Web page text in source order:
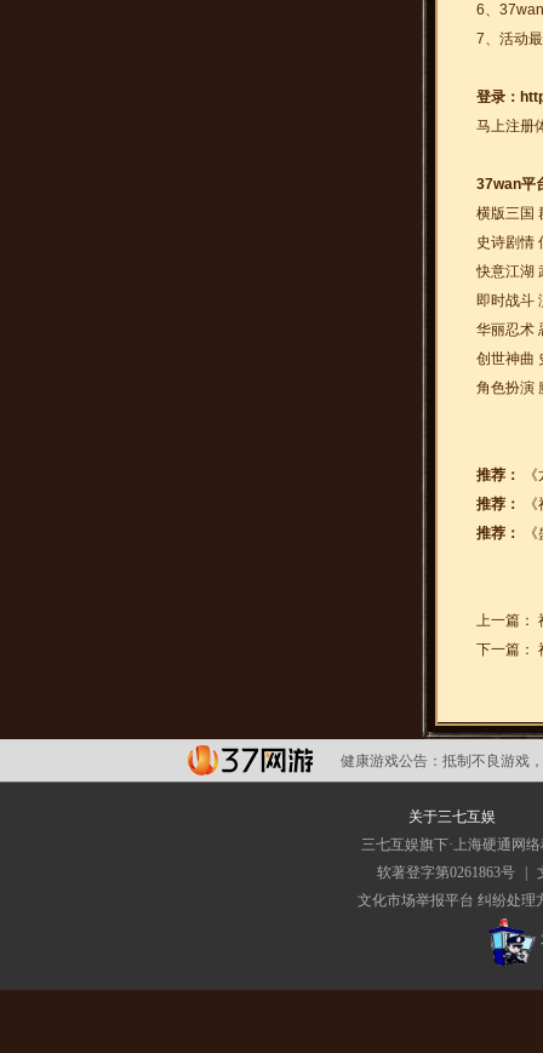
6、
7、活动
登录：
马上注册
37wan平
横版三国
史诗剧情
快意江湖
即时战斗
华丽忍术
创世神曲
角色扮演
推荐：
推荐：
推荐：
上一篇：
下一篇：
健康游戏公告： 抵制不良游戏
关于三七互娱
三七互娱旗下·上海硬通网
软著登字第0261863号
文化市场举报平台 纠纷处理